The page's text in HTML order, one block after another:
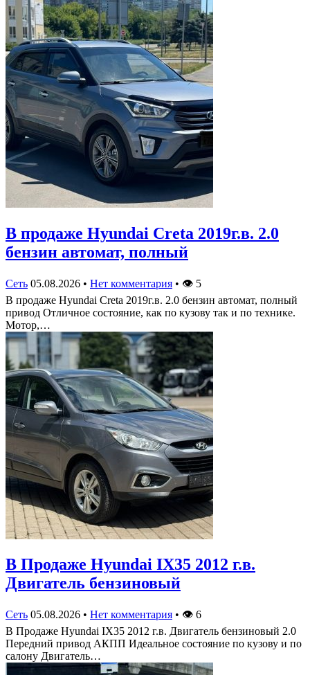
В продаже Hyundai Creta 2019г.в. 2.0
бензин автомат, полный
Сеть 05.08.2026 • Нет комментария • 👁 5
В продаже Hyundai Creta 2019г.в. 2.0 бензин автомат, полный
привод Отличное состояние, как по кузову так и по технике.
Мотор,…
В Продаже Hyundai IX35 2012 г.в.
Двигатель бензиновый
Сеть 05.08.2026 • Нет комментария • 👁 6
В Продаже Hyundai IX35 2012 г.в. Двигатель бензиновый 2.0
Передний привод АКПП Идеальное состояние по кузову и по
салону Двигатель…